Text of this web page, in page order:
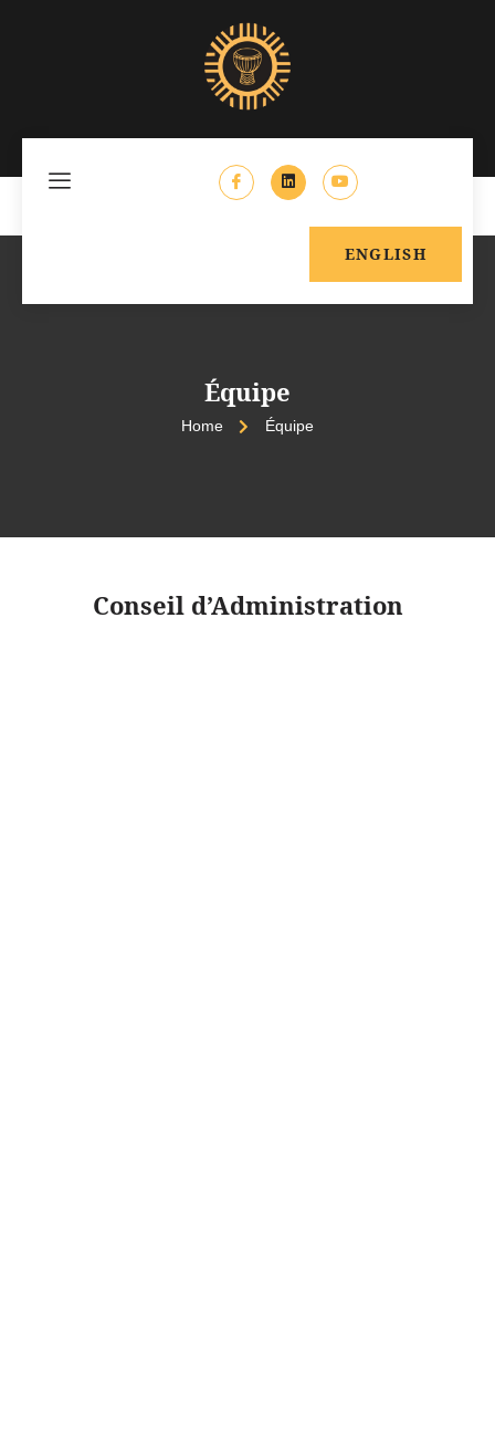
ENGLISH
Équipe
Home Équipe
Conseil d’Administration